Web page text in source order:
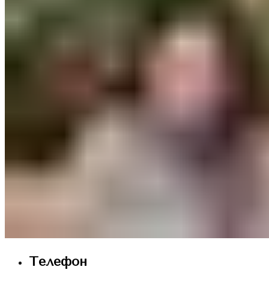
Телефон